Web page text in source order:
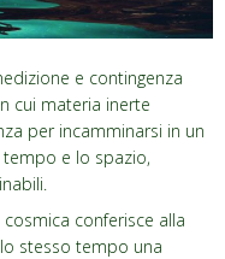
e contingenza
cui materia inerte
per incamminarsi in un
e lo spazio,
conferisce alla
stesso tempo una